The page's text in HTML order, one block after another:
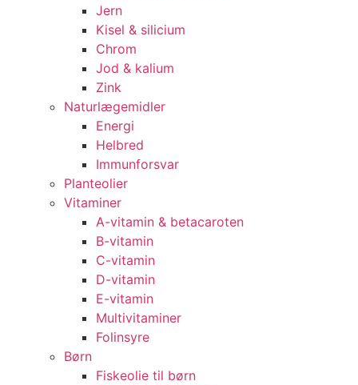
Jern
Kisel & silicium
Chrom
Jod & kalium
Zink
Naturlægemidler
Energi
Helbred
Immunforsvar
Planteolier
Vitaminer
A-vitamin & betacaroten
B-vitamin
C-vitamin
D-vitamin
E-vitamin
Multivitaminer
Folinsyre
Børn
Fiskeolie til børn